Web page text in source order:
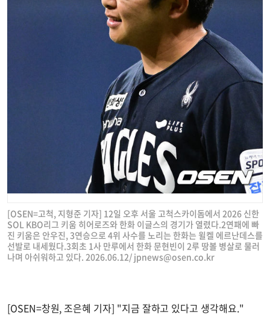
[OSEN=고척, 지형준 기자] 12일 오후 서울 고척스카이돔에서 2026 신한
SOL KBO리그 키움 히어로즈와 한화 이글스의 경기가 열렸다.2연패에 빠
진 키움은 안우진, 3연승으로 4위 사수를 노리는 한화는 윌켈 에르난데스를
선발로 내세웠다.3회초 1사 만루에서 한화 문현빈이 2루 땅볼 병살로 물러
나며 아쉬워하고 있다. 2026.06.12/ jpnews@osen.co.kr
[OSEN=창원, 조은혜 기자] "지금 잘하고 있다고 생각해요."